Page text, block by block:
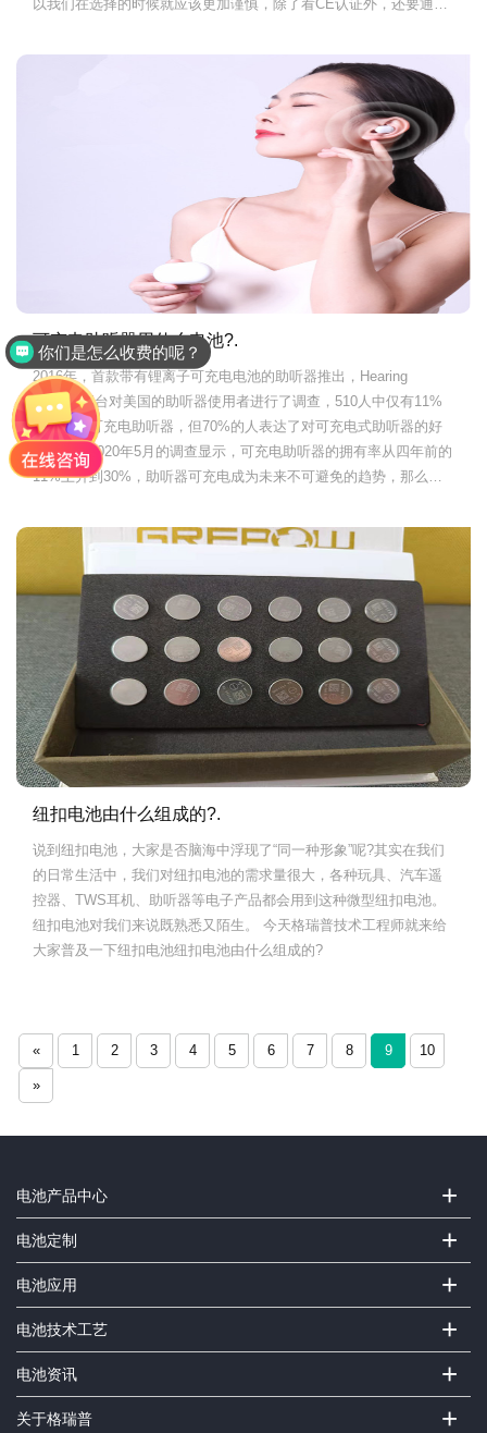
以我们在选择的时候就应该更加谨慎，除了看CE认证外，还要通过
安全性能，那纽扣电池的安全认证指标有哪些呢?
可充电助听器用什么电池?.
2016年，首款带有锂离子可充电电池的助听器推出，Hearing
Tracker平台对美国的助听器使用者进行了调查，510人中仅有11%
的人拥有可充电助听器，但70%的人表达了对可充电式助听器的好
感，根据2020年5月的调查显示，可充电助听器的拥有率从四年前的
11%上升到30%，助听器可充电成为未来不可避免的趋势，那么可
纽扣电池由什么组成的?.
说到纽扣电池，大家是否脑海中浮现了“同一种形象”呢?其实在我们
的日常生活中，我们对纽扣电池的需求量很大，各种玩具、汽车遥
控器、TWS耳机、助听器等电子产品都会用到这种微型纽扣电池。
纽扣电池对我们来说既熟悉又陌生。 今天格瑞普技术工程师就来给
大家普及一下纽扣电池纽扣电池由什么组成的?
« 1 2 3 4 5 6 7 8 9 10
»
电池产品中心 +
电池定制 +
电池应用 +
电池技术工艺 +
电池资讯 +
关于格瑞普 +
你们是怎么收费的呢？